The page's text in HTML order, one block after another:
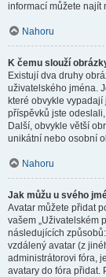
informací můžete najít
Nahoru
K čemu slouží
Existují dva druhy
uživatelského jména.
které obvykle
příspěvků jste
Další, obvykle větší
unikátní nebo osobní
Nahoru
Jak můžu u svého
Avatar můžete přidat
vašem „Uživatelském
následujících
vzdálený avatar (z
administrátorovi fóra,
avatary do fóra přidat.